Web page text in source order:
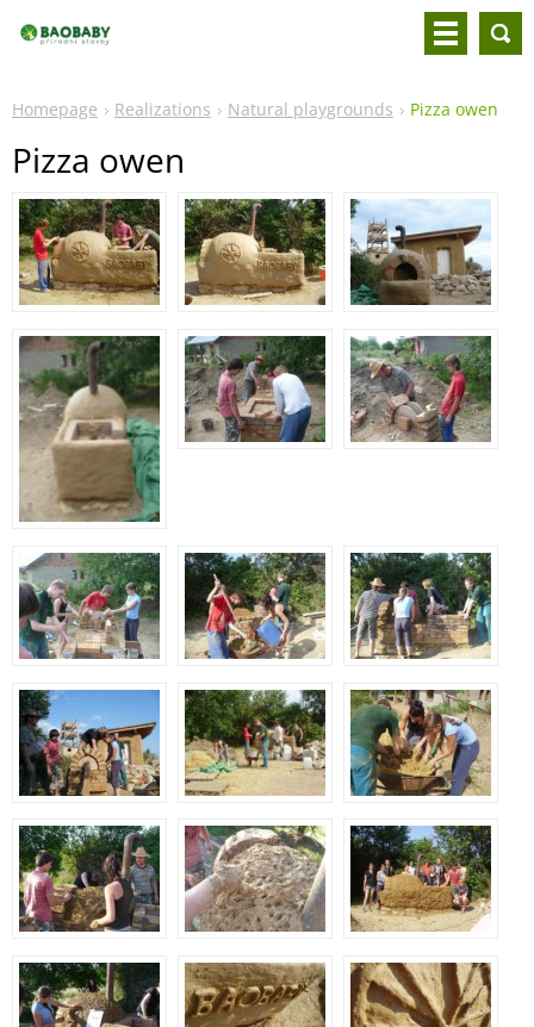
Homepage Realizations Natural playgrounds Pizza owen
Pizza owen